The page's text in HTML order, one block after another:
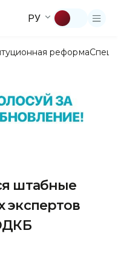
РУ
реформа
штабные
экспертов